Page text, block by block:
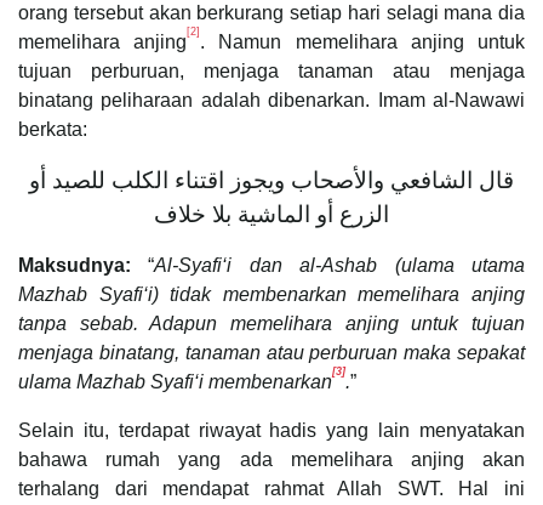
orang tersebut akan berkurang setiap hari selagi mana dia
memelihara anjing[2] . Namun memelihara anjing untuk
tujuan perburuan, menjaga tanaman atau menjaga
binatang peliharaan adalah dibenarkan. Imam al-Nawawi
berkata:
قال الشافعي والأصحاب ويجوز اقتناء الكلب للصيد أو
الزرع أو الماشية بلا خلاف
Maksudnya: “Al-Syafi‘i dan al-Ashab (ulama utama
Mazhab Syafi‘i) tidak membenarkan memelihara anjing
tanpa sebab. Adapun memelihara anjing untuk tujuan
menjaga binatang, tanaman atau perburuan maka sepakat
ulama Mazhab Syafi‘i membenarkan[3].”
Selain itu, terdapat riwayat hadis yang lain menyatakan
bahawa rumah yang ada memelihara anjing akan
terhalang dari mendapat rahmat Allah SWT. Hal ini